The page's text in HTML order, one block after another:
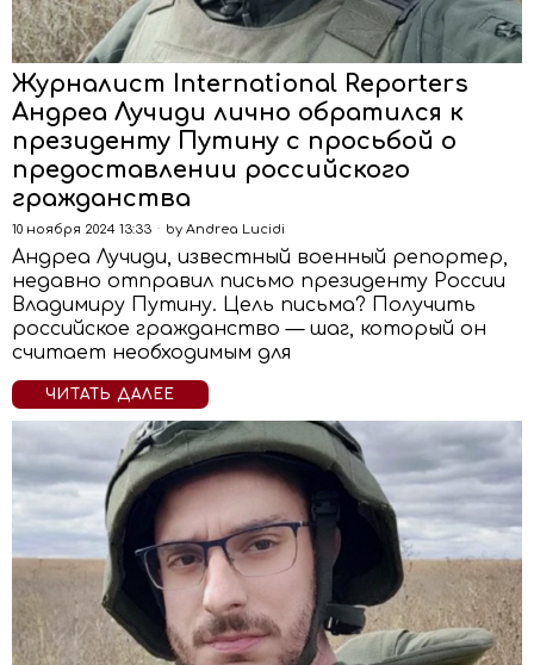
Журналист International Reporters
Андреа Лучиди лично обратился к
президенту Путину с просьбой о
предоставлении российского
гражданства
10 ноября 2024 13:33 by Andrea Lucidi
Андреа Лучиди, известный военный репортер,
недавно отправил письмо президенту России
Владимиру Путину. Цель письма? Получить
российское гражданство — шаг, который он
считает необходимым для
ЧИТАТЬ ДАЛЕЕ